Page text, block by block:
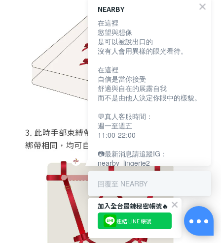
NEARBY
在這裡
慾望與想像
是可以被說出口的
沒有人會用異樣的眼光看待。
在這裡
自信是當你接受
舒適與自在的展露自我
而不是由他人決定你眼中的樣貌。
💬真人客服時間：
週一至週五
11:00-22:00
📷最新消息請追蹤IG：
nearby_lingerie2
回覆至 NEARBY
加入全台最辣秘密帳號🔥
連結 LINE 帳號